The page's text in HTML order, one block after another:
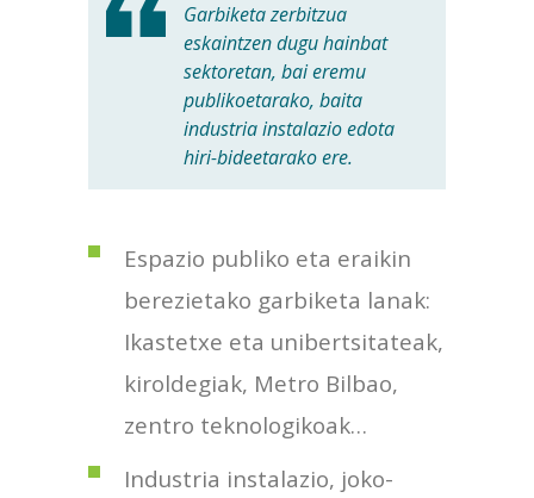
Garbiketa zerbitzua
eskaintzen dugu hainbat
sektoretan, bai eremu
publikoetarako, baita
industria instalazio edota
hiri-bideetarako ere.
Espazio publiko eta eraikin
berezietako garbiketa lanak:
Ikastetxe eta unibertsitateak,
kiroldegiak, Metro Bilbao,
zentro teknologikoak…
Industria instalazio, joko-